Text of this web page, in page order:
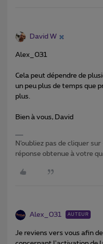
David W
Alex_031
Cela peut dépendre de
un peu plus de temps que
plus.
Bien à vous, David
N’oubliez pas de cliquer
réponse obtenue à votre
Alex_031 AUTEUR
Je reviens vers vous afin